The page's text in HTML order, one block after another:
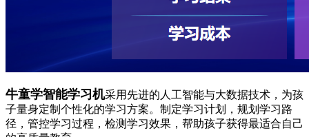
牛童学智能学习机采用先进的人工智能与大数据技术，为孩
子量身定制个性化的学习方案。制定学习计划，规划学习路
径，管控学习过程，检测学习效果，帮助孩子获得最适合自己